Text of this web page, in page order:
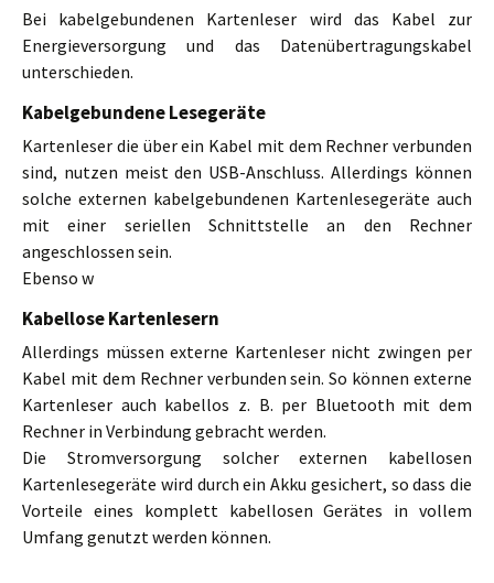
Bei kabelgebundenen Kartenleser wird das Kabel zur
Energieversorgung und das Datenübertragungskabel
unterschieden.
Kabelgebundene Lesegeräte
Kartenleser die über ein Kabel mit dem Rechner verbunden
sind, nutzen meist den USB-Anschluss. Allerdings können
solche externen kabelgebundenen Kartenlesegeräte auch
mit einer seriellen Schnittstelle an den Rechner
angeschlossen sein.
Ebenso w
Kabellose Kartenlesern
Allerdings müssen externe Kartenleser nicht zwingen per
Kabel mit dem Rechner verbunden sein. So können externe
Kartenleser auch kabellos z. B. per Bluetooth mit dem
Rechner in Verbindung gebracht werden.
Die Stromversorgung solcher externen kabellosen
Kartenlesegeräte wird durch ein Akku gesichert, so dass die
Vorteile eines komplett kabellosen Gerätes in vollem
Umfang genutzt werden können.